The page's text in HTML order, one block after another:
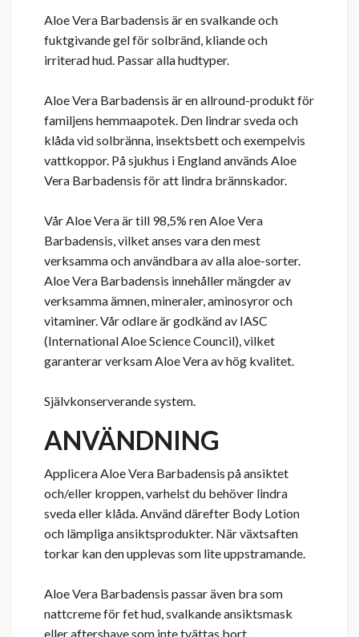
Aloe Vera Barbadensis är en svalkande och
fuktgivande gel för solbränd, kliande och
irriterad hud. Passar alla hudtyper.
Aloe Vera Barbadensis är en allround-produkt för
familjens hemmaapotek. Den lindrar sveda och
klåda vid solbränna, insektsbett och exempelvis
vattkoppor. På sjukhus i England används Aloe
Vera Barbadensis för att lindra brännskador.
Vår Aloe Vera är till 98,5% ren Aloe Vera
Barbadensis, vilket anses vara den mest
verksamma och användbara av alla aloe-sorter.
Aloe Vera Barbadensis innehåller mängder av
verksamma ämnen, mineraler, aminosyror och
vitaminer. Vår odlare är godkänd av IASC
(International Aloe Science Council), vilket
garanterar verksam Aloe Vera av hög kvalitet.
Självkonserverande system.
ANVÄNDNING
Applicera Aloe Vera Barbadensis på ansiktet
och/eller kroppen, varhelst du behöver lindra
sveda eller klåda. Använd därefter Body Lotion
och lämpliga ansiktsprodukter. När växtsaften
torkar kan den upplevas som lite uppstramande.
Aloe Vera Barbadensis passar även bra som
nattcreme för fet hud, svalkande ansiktsmask
eller aftershave som inte tvättas bort.